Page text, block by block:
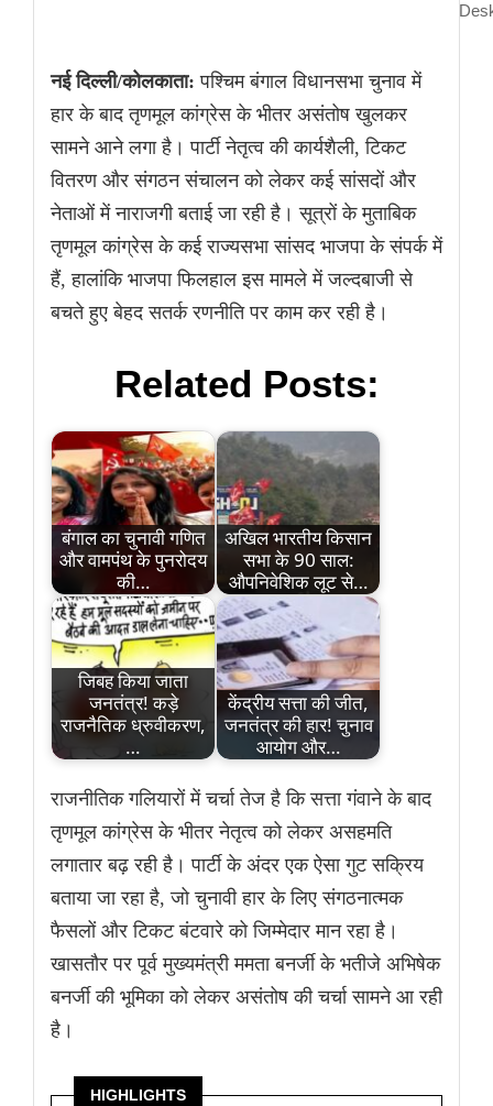
नई दिल्ली/कोलकाता: पश्चिम बंगाल विधानसभा चुनाव में
हार के बाद तृणमूल कांग्रेस के भीतर असंतोष खुलकर
सामने आने लगा है। पार्टी नेतृत्व की कार्यशैली, टिकट
वितरण और संगठन संचालन को लेकर कई सांसदों और
नेताओं में नाराजगी बताई जा रही है। सूत्रों के मुताबिक
तृणमूल कांग्रेस के कई राज्यसभा सांसद भाजपा के संपर्क में
हैं, हालांकि भाजपा फिलहाल इस मामले में जल्दबाजी से
बचते हुए बेहद सतर्क रणनीति पर काम कर रही है।
Related Posts:
बंगाल का चुनावी गणित
और वामपंथ के पुनरोदय
की…
अखिल भारतीय किसान
सभा के 90 साल:
औपनिवेशिक लूट से…
जिबह किया जाता
जनतंत्र! कड़े
राजनैतिक ध्रुवीकरण,
…
केंद्रीय सत्ता की जीत,
जनतंत्र की हार! चुनाव
आयोग और…
राजनीतिक गलियारों में चर्चा तेज है कि सत्ता गंवाने के बाद
तृणमूल कांग्रेस के भीतर नेतृत्व को लेकर असहमति
लगातार बढ़ रही है। पार्टी के अंदर एक ऐसा गुट सक्रिय
बताया जा रहा है, जो चुनावी हार के लिए संगठनात्मक
फैसलों और टिकट बंटवारे को जिम्मेदार मान रहा है।
खासतौर पर पूर्व मुख्यमंत्री ममता बनर्जी के भतीजे अभिषेक
बनर्जी की भूमिका को लेकर असंतोष की चर्चा सामने आ रही
है।
HIGHLIGHTS